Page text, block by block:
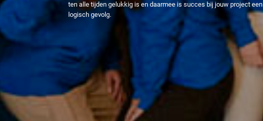
ten alle tijden gelukkig is en daarmee is succes bij jouw project een
logisch gevolg.